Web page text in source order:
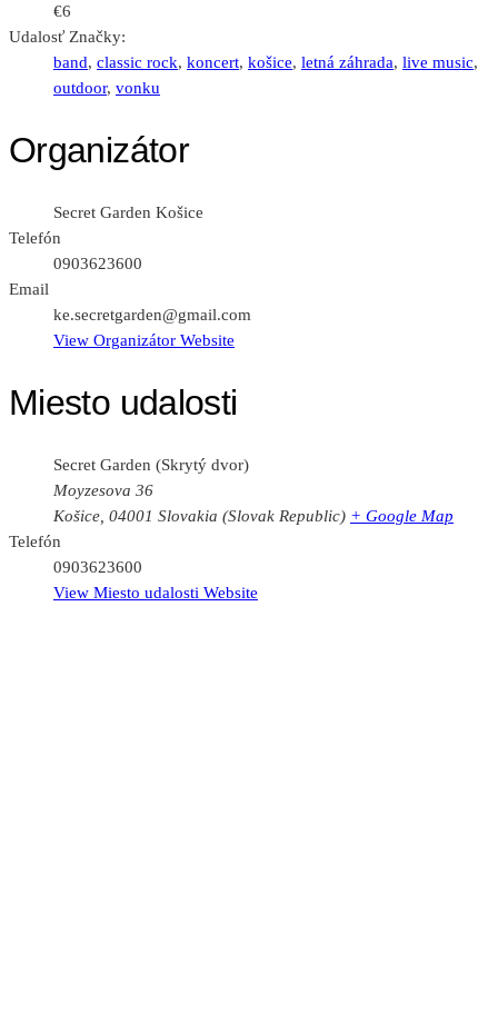
€6
Udalosť Značky:
band, classic rock, koncert, košice, letná záhrada, live music,
outdoor, vonku
Organizátor
Secret Garden Košice
Telefón
0903623600
Email
ke.secretgarden@gmail.com
View Organizátor Website
Miesto udalosti
Secret Garden (Skrytý dvor)
Moyzesova 36
Košice 04001 Slovakia (Slovak Republic) + Google Map
Telefón
0903623600
View Miesto udalosti Website